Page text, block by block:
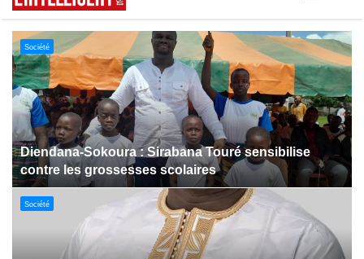
Culture
Dabakala:Le festival FEMUDA 2.0 dévoile des
innovations porteuses d’espoir pour la jeunesse
Sport